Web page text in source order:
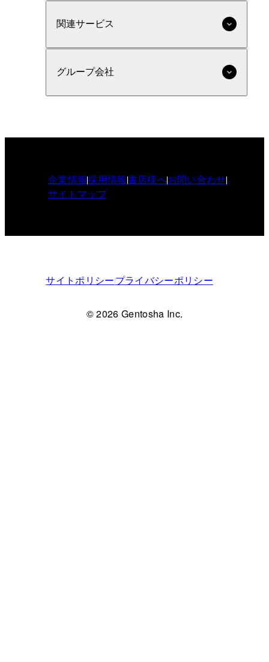
関連サービス
グループ会社
企業情報採用情報書店様へお問い合わせ
サイトマップ
サイトポリシープライバシーポリシー
© 2026 Gentosha Inc.